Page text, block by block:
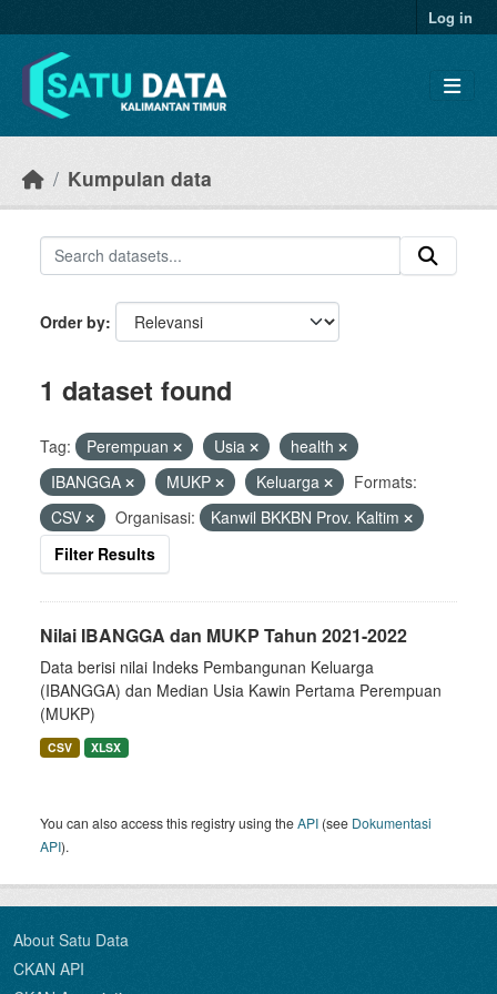
Log in
Kumpulan data
Order by
1 dataset found
Tag: Perempuan Usia
health
IBANGGA
MUKP Keluarga
Formats:
CSV
Organisasi:
Kanwil BKKBN Prov. Kaltim
Filter Results
Nilai IBANGGA dan MUKP Tahun 2021-2022
Data berisi nilai Indeks Pembangunan Keluarga
(IBANGGA) dan Median Usia Kawin Pertama Perempuan
(MUKP)
CSV XLSX
You can also access this registry using theAPI (see Dokumentasi
API).
About Satu Data
CKAN API